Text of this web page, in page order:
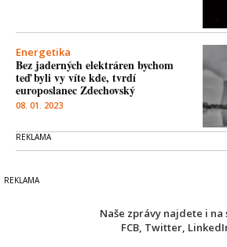
Energetika
Bez jaderných elektráren bychom
teď byli vy víte kde, tvrdí
europoslanec Zdechovský
08. 01. 2023
Naše zprávy najdete i na
FCB, Twitter,